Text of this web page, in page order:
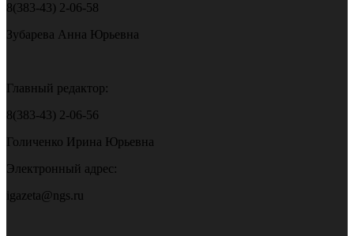
8(383-43) 2-06-58
Зубарева Анна Юрьевна
Главный редактор:
8(383-43) 2-06-56
Голиченко Ирина Юрьевна
Электронный адрес:
igazeta@ngs.ru